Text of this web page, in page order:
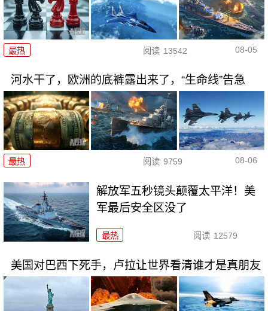
最热 阅读 13542 08-05
河水干了，欧洲的底裤露出来了，“生命线”告急
最热 阅读 9759 08-06
解放军五秒镜头颠覆太平洋！美
军最后安全区没了
最热 阅读 12579
美国对巴西下死手，卢拉让世界看清谁才是真朋友